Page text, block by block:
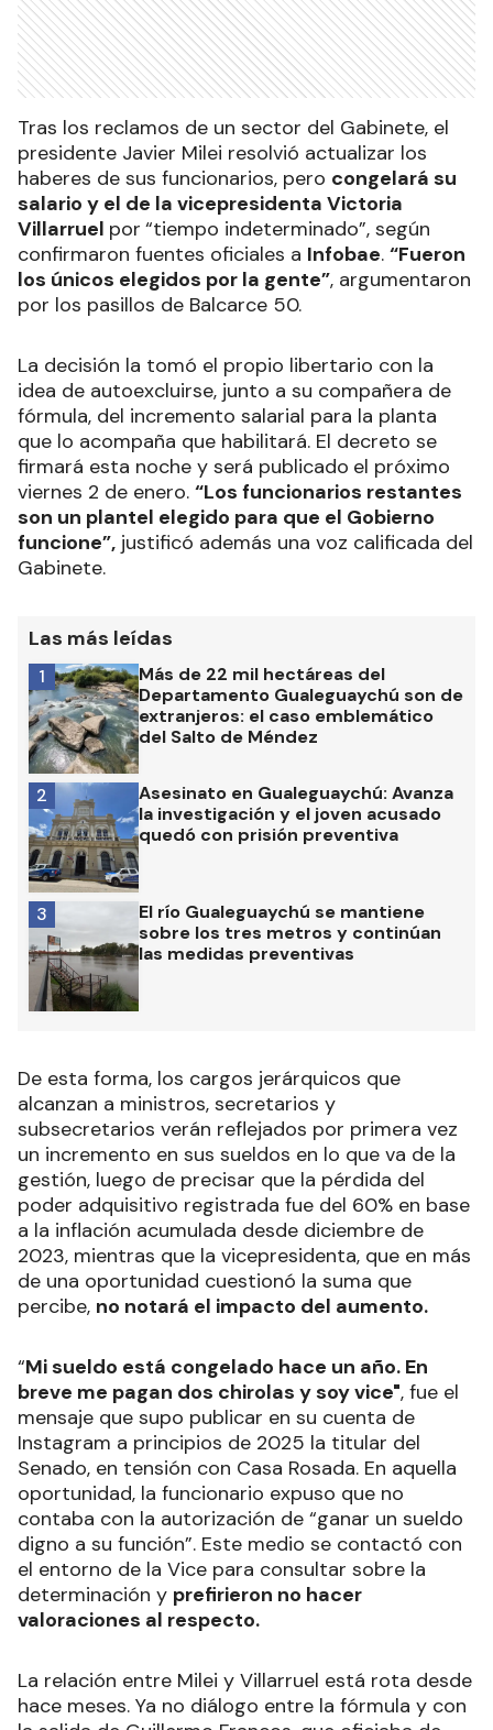
Tras los reclamos de un sector del Gabinete, el
presidente Javier Milei resolvió actualizar los
haberes de sus funcionarios, pero congelará su
salario y el de la vicepresidenta Victoria
Villarruel por “tiempo indeterminado”, según
confirmaron fuentes oficiales a Infobae. “Fueron
los únicos elegidos por la gente”, argumentaron
por los pasillos de Balcarce 50.
La decisión la tomó el propio libertario con la
idea de autoexcluirse, junto a su compañera de
fórmula, del incremento salarial para la planta
que lo acompaña que habilitará. El decreto se
firmará esta noche y será publicado el próximo
viernes 2 de enero. “Los funcionarios restantes
son un plantel elegido para que el Gobierno
funcione”, justificó además una voz calificada del
Gabinete.
Las más leídas
Más de 22 mil hectáreas del
Departamento Gualeguaychú son de
extranjeros: el caso emblemático
del Salto de Méndez
1
Asesinato en Gualeguaychú: Avanza
la investigación y el joven acusado
quedó con prisión preventiva
2
El río Gualeguaychú se mantiene
sobre los tres metros y continúan
las medidas preventivas
3
De esta forma, los cargos jerárquicos que
alcanzan a ministros, secretarios y
subsecretarios verán reflejados por primera vez
un incremento en sus sueldos en lo que va de la
gestión, luego de precisar que la pérdida del
poder adquisitivo registrada fue del 60% en base
a la inflación acumulada desde diciembre de
2023, mientras que la vicepresidenta, que en más
de una oportunidad cuestionó la suma que
percibe, no notará el impacto del aumento.
“Mi sueldo está congelado hace un año. En
breve me pagan dos chirolas y soy vice", fue el
mensaje que supo publicar en su cuenta de
Instagram a principios de 2025 la titular del
Senado, en tensión con Casa Rosada. En aquella
oportunidad, la funcionario expuso que no
contaba con la autorización de “ganar un sueldo
digno a su función”. Este medio se contactó con
el entorno de la Vice para consultar sobre la
determinación y prefirieron no hacer
valoraciones al respecto.
La relación entre Milei y Villarruel está rota desde
hace meses. Ya no diálogo entre la fórmula y con